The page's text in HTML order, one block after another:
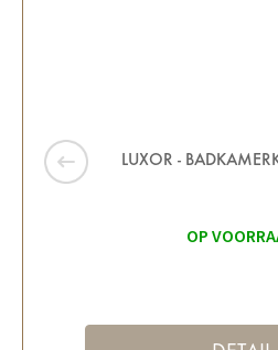
LUXOR -
OP